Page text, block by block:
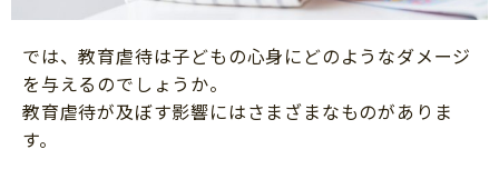
では、教育虐待は子どもの心身にどのようなダメージ
を与えるのでしょうか。
教育虐待が及ぼす影響にはさまざまなものがありま
す。